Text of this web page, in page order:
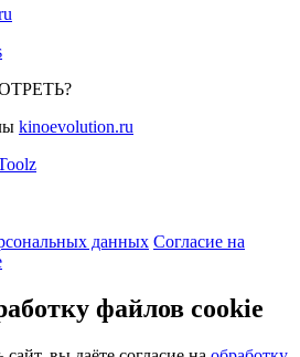
kinoevolution.ru
данных Согласие на
файлов cookie